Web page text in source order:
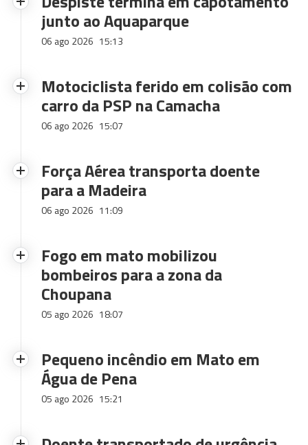
junto ao Aquaparque
06 ago 2026 15:13
Motociclista ferido em colisão com
carro da PSP na Camacha
06 ago 2026 15:07
Força Aérea transporta doente
para a Madeira
06 ago 2026 11:09
Fogo em mato mobilizou
bombeiros para a zona da
Choupana
05 ago 2026 18:07
Pequeno incêndio em Mato em
Água de Pena
05 ago 2026 15:21